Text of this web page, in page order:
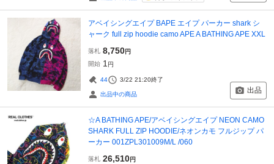
アベイシングエイプ BAPE エイプ パーカー shark シ
ャーク full zip hoodie camo APE A BATHING APE XXL
落札 8,750円
開始 1 円
44 3/22 21:20終了
出品中の商品 出品
☆A BATHING APE/アベイシングエイプ NEON CAMO
SHARK FULL ZIP HOODIE/ネオンカモ フルジップ パ
ーカー 001ZPL301009M/L /060
落札 26,510円